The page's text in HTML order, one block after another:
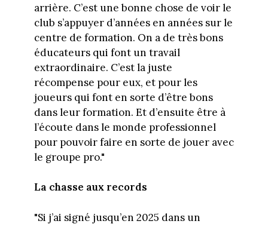
arrière. C’est une bonne chose de voir le
club s’appuyer d’années en années sur le
centre de formation. On a de très bons
éducateurs qui font un travail
extraordinaire. C’est la juste
récompense pour eux, et pour les
joueurs qui font en sorte d’être bons
dans leur formation. Et d’ensuite être à
l’écoute dans le monde professionnel
pour pouvoir faire en sorte de jouer avec
le groupe pro."
La chasse aux records
"Si j’ai signé jusqu’en 2025 dans un